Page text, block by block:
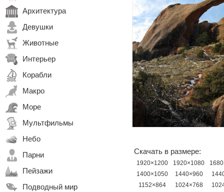
Архитектура
Девушки
Животные
Интерьер
Корабли
Макро
Море
Мультфильмы
Небо
Парни
Пейзажи
Подводный мир
Скачать в размере:
1920×1200 1920×1080
1400×1050
1440×960
1152×864
1024×768